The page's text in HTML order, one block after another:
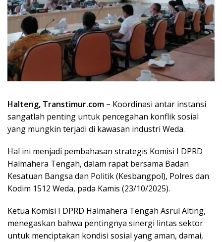
Halteng, Transtimur.com – Koordinasi antar instansi
sangatlah penting untuk pencegahan konflik sosial
yang mungkin terjadi di kawasan industri Weda.
Hal ini menjadi pembahasan strategis Komisi I DPRD
Halmahera Tengah, dalam rapat bersama Badan
Kesatuan Bangsa dan Politik (Kesbangpol), Polres dan
Kodim 1512 Weda, pada Kamis (23/10/2025).
Ketua Komisi I DPRD Halmahera Tengah Asrul Alting,
menegaskan bahwa pentingnya sinergi lintas sektor
untuk menciptakan kondisi sosial yang aman, damai,